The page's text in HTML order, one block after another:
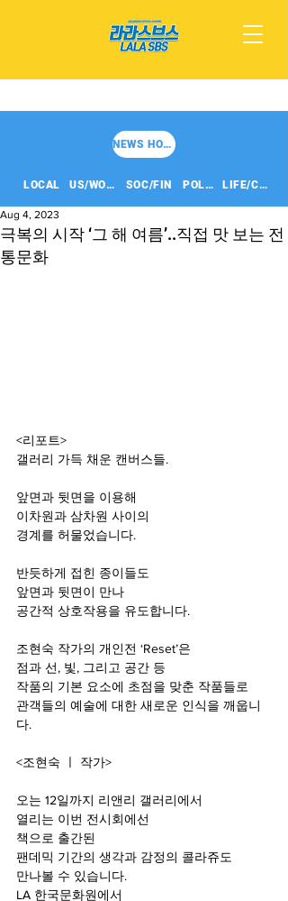
NEWS HOME
LOCAL US/WORLD SOC/FIN POLITICS LIFE/CULT
극복의 시작 ‘그 해 여름’..직접 맛 보는 전
통문화
Aug 4, 2023
<리포트>
갤러리 가득 채운 캔버스들.
앞면과 뒷면을 이용해
이차원과 삼차원 사이의
경계를 허물었습니다.
반듯하게 접힌 종이들도
앞면과 뒷면이 만나
공간적 상호작용을 유도합니다.
조현숙 작가의 개인전 ‘Reset’은
점과 선, 빛, 그리고 공간 등
작품의 기본 요소에 초점을 맞춘 작품들로
관객들의 예술에 대한 새로운 인식을 깨웁니
다.
<조현숙 ㅣ 작가>
오는 12일까지 리앤리 갤러리에서
열리는 이번 전시회에선
책으로 출간된
팬데믹 기간의 생각과 감정의 콜라쥬도
만나볼 수 있습니다.
LA 한국문화원에서